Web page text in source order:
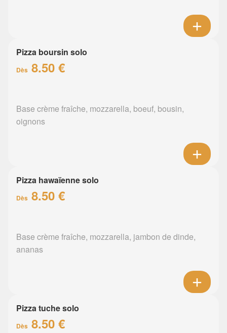
Pizza boursin solo
Dès 8.50 €
Base crème fraîche, mozzarella, boeuf, bousin,
oignons
Pizza hawaïenne solo
Dès 8.50 €
Base crème fraîche, mozzarella, jambon de dinde,
ananas
Pizza tuche solo
Dès 8.50 €